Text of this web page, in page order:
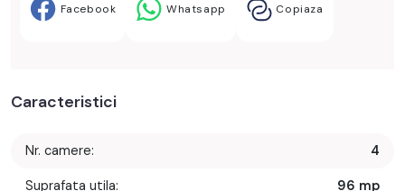
Facebook Whatsapp Copiaza
Caracteristici
Nr. camere: 4
Suprafata utila: 96 mp